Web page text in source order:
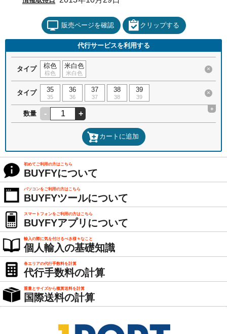
販売ページを確認 クリップする
代行サービスを利用する
タイプ 棕色
棕色
米白色
米白色
×
タイプ 35
35
36
36
37
37
38
38
39
39
×
数量 - +
+
カートに追加
初めてご利用の方はこちら
BUYFYについて
パソコンをご利用の方はこちら
BUYFYツールについて
スマートフォンをご利用の方はこちら
BUYFYアプリについて
輸入の際に気を付けるべき様々なこと
個人輸入の基礎知識
各エリアの代行手数料を計算
代行手数料の計算
重量とサイズから概算送料を計算
国際送料の計算